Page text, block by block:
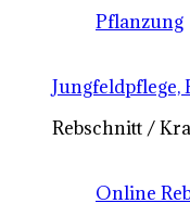
Pflanzung
Rebschnitt /
Online